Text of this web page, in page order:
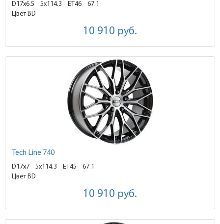
D17x6.5 5x114.3 ET46
67.1
Цвет BD
10 910 руб.
Tech Line 740
D17x7 5x114.3 ET45
67.1
Цвет BD
10 910 руб.